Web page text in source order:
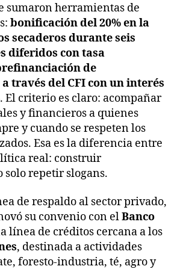
sumaron herramientas de
bonificación del 20% en la
secaderos durante seis
diferidos con tasa
de
través del CFI con un interés
. El criterio es claro: acompañar
y financieros a quienes
y cuando se respeten los
Esa es la diferencia entre
real: construir
solo repetir slogans.
de respaldo al sector privado,
su convenio con elBanco
línea de créditos cercana a los
, destinada a actividades
foresto-industria, té, agro y